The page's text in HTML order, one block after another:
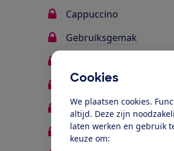
Cookies
We plaatsen cookies.
altijd. Deze zijn
laten werken en gebruik
keuze om:
Cappuccino
Gebruiksgemak
Instellingen
Energieverbruik
Voor mensen met een